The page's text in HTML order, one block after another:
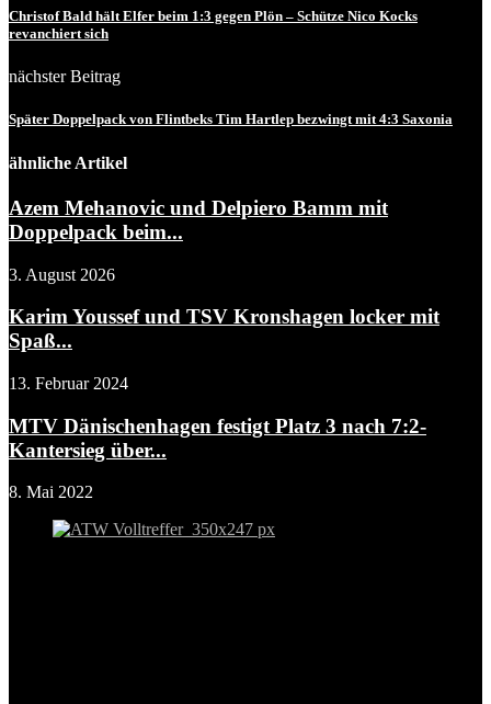
Christof Bald hält Elfer beim 1:3 gegen Plön – Schütze Nico Kocks
revanchiert sich
nächster Beitrag
Später Doppelpack von Flintbeks Tim Hartlep bezwingt mit 4:3 Saxonia
ähnliche Artikel
Azem Mehanovic und Delpiero Bamm mit
Doppelpack beim...
3. August 2026
Karim Youssef und TSV Kronshagen locker mit
Spaß...
13. Februar 2024
MTV Dänischenhagen festigt Platz 3 nach 7:2-
Kantersieg über...
8. Mai 2022